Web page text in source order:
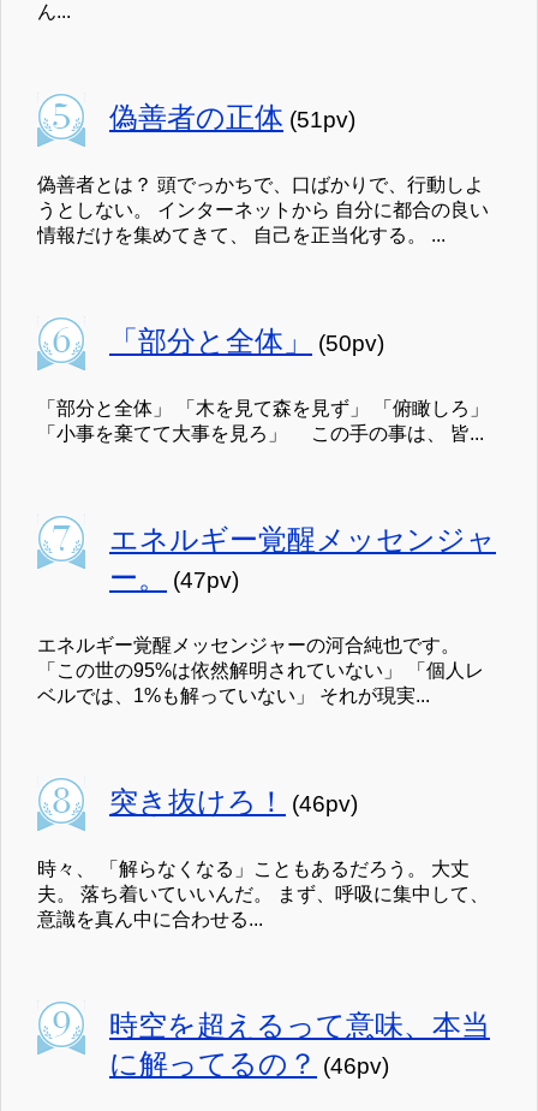
ん...
偽善者の正体 (51pv)
偽善者とは？ 頭でっかちで、口ばかりで、行動しよ
うとしない。 インターネットから 自分に都合の良い
情報だけを集めてきて、 自己を正当化する。 ...
「部分と全体」 (50pv)
「部分と全体」 「木を見て森を見ず」 「俯瞰しろ」
「小事を棄てて大事を見ろ」 この手の事は、 皆...
エネルギー覚醒メッセンジャ
ー。
(47pv)
エネルギー覚醒メッセンジャーの河合純也です。
「この世の95%は依然解明されていない」 「個人レ
ベルでは、1%も解っていない」 それが現実...
突き抜けろ！ (46pv)
時々、 「解らなくなる」こともあるだろう。 大丈
夫。 落ち着いていいんだ。 まず、呼吸に集中して、
意識を真ん中に合わせる...
時空を超えるって意味、本当
に解ってるの？ (46pv)